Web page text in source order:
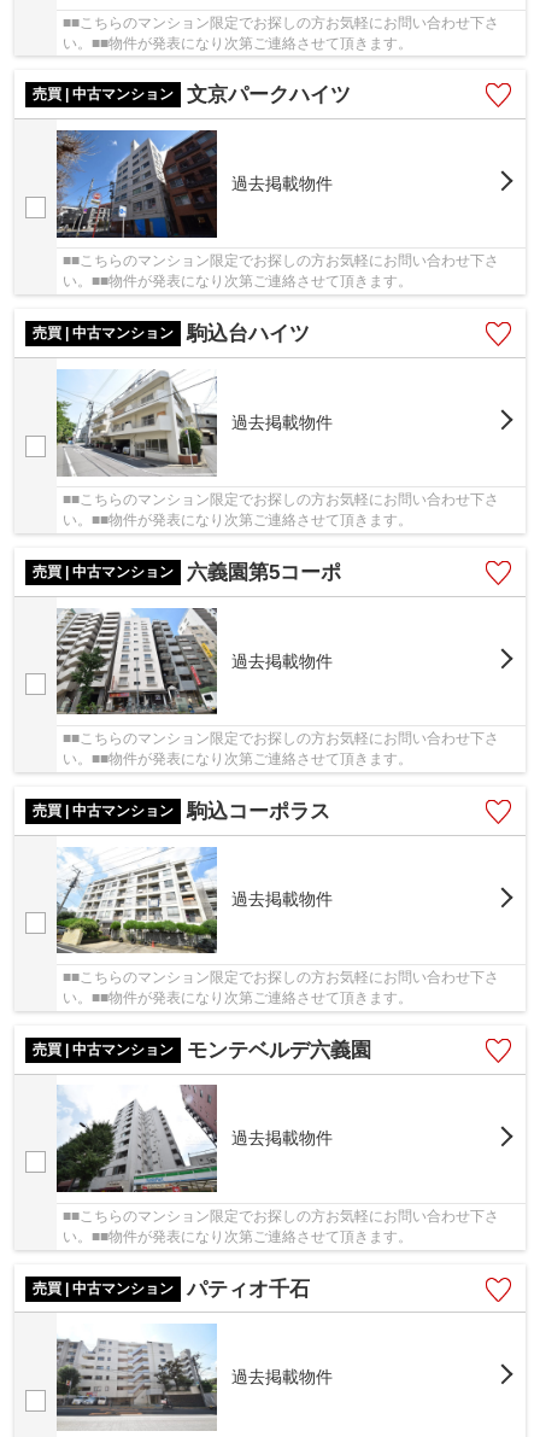
■■こちらのマンション限定でお探しの方お気軽にお問い合わせ下さ
い。■■物件が発表になり次第ご連絡させて頂きます。
売買 | 中古マンション 文京パークハイツ
過去掲載物件
■■こちらのマンション限定でお探しの方お気軽にお問い合わせ下さ
い。■■物件が発表になり次第ご連絡させて頂きます。
売買 | 中古マンション 駒込台ハイツ
過去掲載物件
■■こちらのマンション限定でお探しの方お気軽にお問い合わせ下さ
い。■■物件が発表になり次第ご連絡させて頂きます。
売買 | 中古マンション 六義園第5コーポ
過去掲載物件
■■こちらのマンション限定でお探しの方お気軽にお問い合わせ下さ
い。■■物件が発表になり次第ご連絡させて頂きます。
売買 | 中古マンション 駒込コーポラス
過去掲載物件
■■こちらのマンション限定でお探しの方お気軽にお問い合わせ下さ
い。■■物件が発表になり次第ご連絡させて頂きます。
売買 | 中古マンション モンテベルデ六義園
過去掲載物件
■■こちらのマンション限定でお探しの方お気軽にお問い合わせ下さ
い。■■物件が発表になり次第ご連絡させて頂きます。
売買 | 中古マンション パティオ千石
過去掲載物件